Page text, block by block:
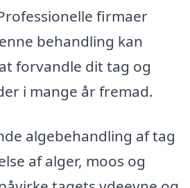
firmaer
behandling kan
forvandle dit tag og
i mange år fremad.
algebehandling af tag
af alger, moos og